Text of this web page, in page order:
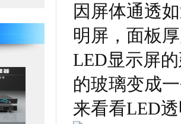
因屏体通透
明屏，面板
LED显示屏
的玻璃变成
来看看LED